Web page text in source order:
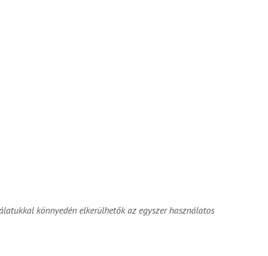
könnyedén elkerülhetők az egyszer használatos